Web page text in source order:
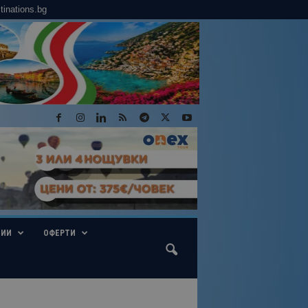
ОФЕРТИ